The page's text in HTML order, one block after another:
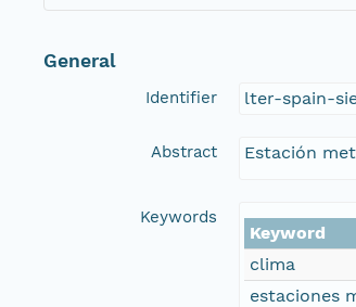
General
Identifier lter-spain-
Abstract Estación
Keywords
Keyword
clima
estaciones